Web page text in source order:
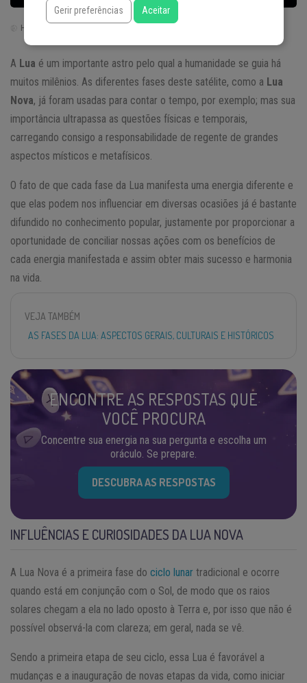
Horário de Brasília | Brasil (GTM -3)
A Lua é um importante astro pelo qual a humanidade se guia há
muitos milênios. As diferentes fases deste satélite, como a Lua
Nova, já foram usadas para contar o tempo, por exemplo; mas sua
importância ultrapassa as questões físicas e temporais,
carregando consigo a responsabilidade de regente de grandes
aspectos místicos e metafísicos.
O fato de que cada fase da Lua manifesta uma energia diferente e
que elas podem nos influenciar em diversas ocasiões já é bastante
difundido no conhecimento popular, justamente por proporcionar a
oportunidade de conciliar nossas ações com os benefícios de
cada energia manifestada e assim obter mais sucesso e harmonia
na vida.
VEJA TAMBÉM
AS FASES DA LUA: ASPECTOS GERAIS, CULTURAIS E HISTÓRICOS
ENCONTRE AS RESPOSTAS QUE
VOCÊ PROCURA
Concentre sua energia na sua pergunta e escolha um
oráculo. Se prepare.
DESCUBRA AS RESPOSTAS
INFLUÊNCIAS E CURIOSIDADES DA LUA NOVA
A Lua Nova é a primeira fase do ciclo lunar tradicional e ocorre
quando está em conjunção com o Sol, de modo que os raios
solares chegam a ela no lado oposto à Terra e, por isso que não é
possível observá-la com clareza; em geral, nada se vê.
Sendo a primeira etapa de seu ciclo, essa Lua é favorável a
mudanças e a inauguração de novas etapas da vida, como iniciar
Gerir preferências Aceitar